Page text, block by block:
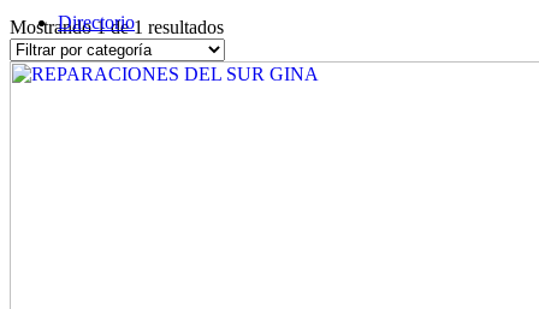
Directorio
Mostrando 1 de 1 resultados